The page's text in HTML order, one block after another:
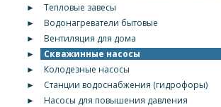
►
Тепловые завесы
►
Водонагреватели бытовые
►
Вентиляция для дома
►
Скважинные насосы
►
Колодезные насосы
►
Станции водоснабжения (гидрофоры)
►
Насосы для повышения давления